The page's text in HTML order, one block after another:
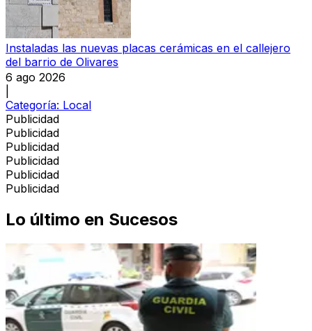
Instaladas las nuevas placas cerámicas en el callejero
del barrio de Olivares
6 ago 2026
Categoría: Local
Publicidad
Publicidad
Publicidad
Publicidad
Publicidad
Publicidad
Lo último en Sucesos